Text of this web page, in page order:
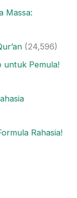
Massa:
(24,596)
untuk Pemula!
Rahasia!